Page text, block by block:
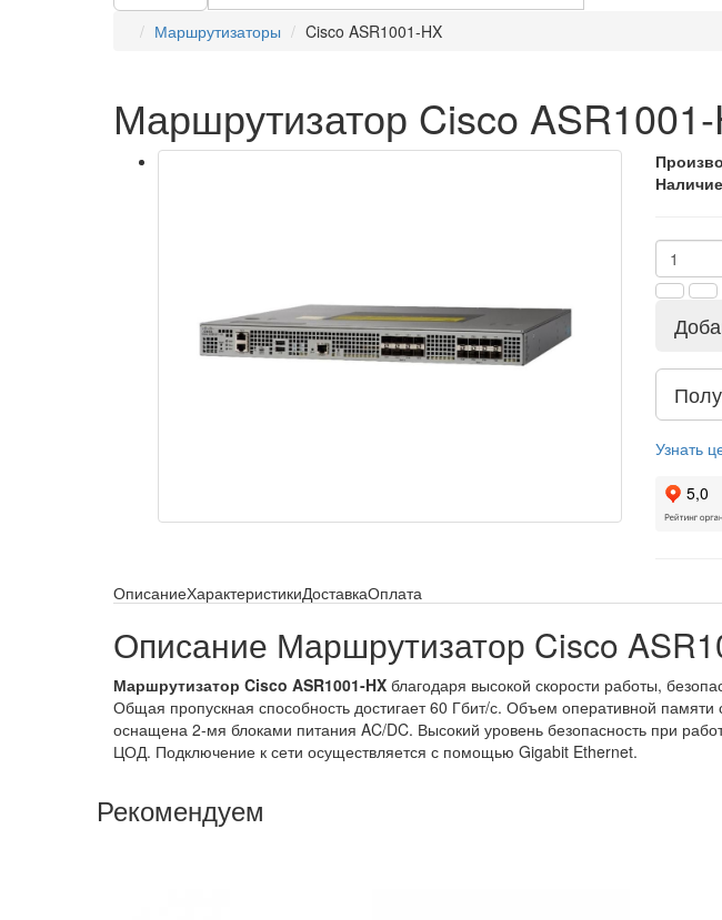
Маршрутизаторы Cisco ASR1001-HX
Маршрутизатор Cisco
Узнать
ОписаниеХарактеристикиДоставкаОплата
Описание Маршрутизатор Cisco
Маршрутизатор Cisco ASR1001-HX благодаря высокой скорости работы,
Общая пропускная способность достигает 60 Гбит/с. Объем оперативной
оснащена 2-мя блоками питания AC/DC. Высокий уровень безопасность при
ЦОД. Подключение к сети осуществляется с помощью Gigabit Ethernet.
Рекомендуем